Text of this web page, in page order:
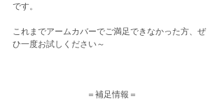
です。
これまでアームカバーでご満足できなかった方、ぜ
ひ一度お試しください～
＝補足情報＝